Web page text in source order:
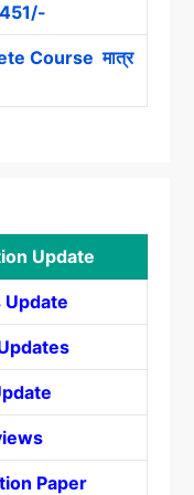
Course मात्र
Update
Update
Paper